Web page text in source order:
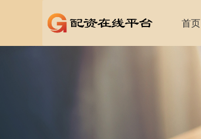
首页